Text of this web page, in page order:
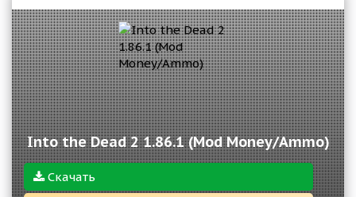
Into the Dead 2 1.86.1 (Mod Money/Ammo)
Скачать